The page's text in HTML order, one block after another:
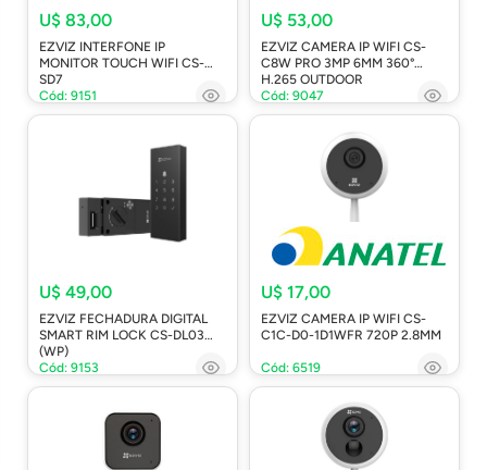
U$ 83,00
EZVIZ INTERFONE IP
MONITOR TOUCH WIFI CS-
SD7
Cód: 9151
U$ 53,00
EZVIZ CAMERA IP WIFI CS-
C8W PRO 3MP 6MM 360°
H.265 OUTDOOR
Cód: 9047
U$ 49,00
EZVIZ FECHADURA DIGITAL
SMART RIM LOCK CS-DL03
(WP)
Cód: 9153
U$ 17,00
EZVIZ CAMERA IP WIFI CS-
C1C-D0-1D1WFR 720P 2.8MM
Cód: 6519